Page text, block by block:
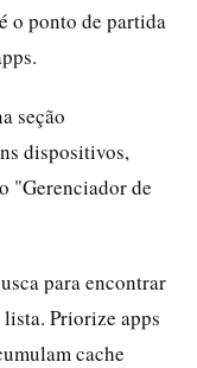
o ponto de partida
seção
dispositivos,
"Gerenciador de
para encontrar
Priorize apps
cache